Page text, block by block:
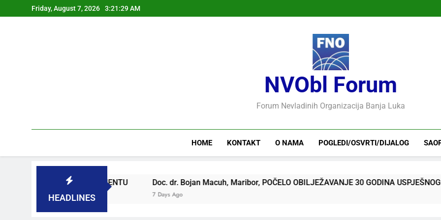
Friday, August 7, 2026 3:21:30 AM
NVObl Forum
Forum Nevladinih Organizacija Banja Luka
HOME KONTAKT O NAMA POGLEDI/OSVRTI/DIJALOG
HEADLINES
PARLAMENTU Doc. dr. Bojan Macuh, Maribor, POČELO OBILJEŽAVANJE 30 GODINA USPJEŠNOG RADA I